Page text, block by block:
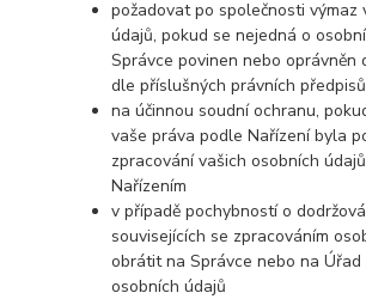
požadovat po společnosti výmaz
údajů, pokud se nejedná o
Správce povinen nebo oprávněn
dle příslušných právních předpisů
na účinnou soudní ochranu,
vaše práva podle Nařízení byla
zpracování vašich osobních
Nařízením
v případě pochybností o
souvisejících se zpracováním
obrátit na Správce nebo na
osobních údajů